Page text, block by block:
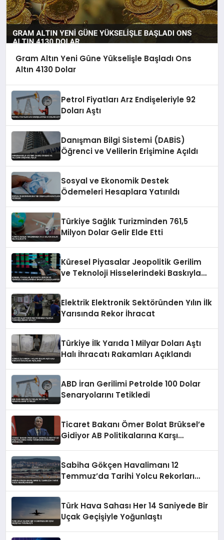
Gram Altın Yeni Güne Yükselişle Başladı Ons
Altın 4130 Dolar
Petrol Fiyatları Arz Endişeleriyle 92
Doları Aştı
Danışman Bilgi Sistemi (DABİS)
Öğrenci ve Velilerin Erişimine Açıldı
Sosyal ve Ekonomik Destek
Ödemeleri Hesaplara Yatırıldı
Türkiye Sağlık Turizminden 761,5
Milyon Dolar Gelir Elde Etti
Küresel Piyasalar Jeopolitik Gerilim
ve Teknoloji Hisselerindeki Baskıyla
Elektrik Elektronik Sektöründen Yılın İlk
Yarısında Rekor İhracat
Türkiye İlk Yarıda 1 Milyar Doları Aştı
Halı İhracatı Rakamları Açıklandı
ABD İran Gerilimi Petrolde 100 Dolar
Senaryolarını Tetikledi
Ticaret Bakanı Ömer Bolat Brüksel’e
Gidiyor AB Politikalarına Karşı
Sabiha Gökçen Havalimanı 12
Temmuz’da Tarihi Yolcu Rekorları
Türk Hava Sahası Her 14 Saniyede Bir
Uçak Geçişiyle Yoğunlaştı